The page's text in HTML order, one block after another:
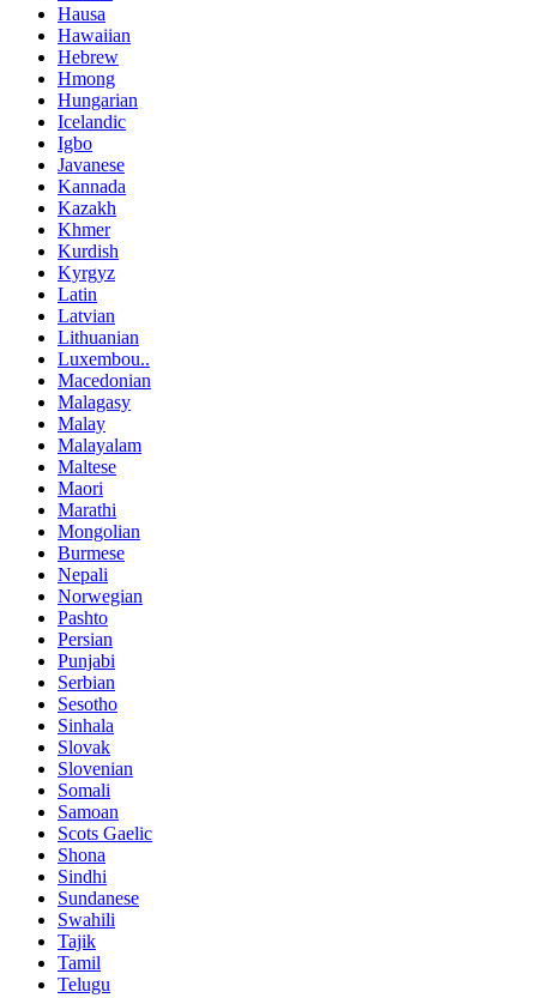
Hausa
Hawaiian
Hebrew
Hmong
Hungarian
Icelandic
Igbo
Javanese
Kannada
Kazakh
Khmer
Kurdish
Kyrgyz
Latin
Latvian
Lithuanian
Luxembou..
Macedonian
Malagasy
Malay
Malayalam
Maltese
Maori
Marathi
Mongolian
Burmese
Nepali
Norwegian
Pashto
Persian
Punjabi
Serbian
Sesotho
Sinhala
Slovak
Slovenian
Somali
Samoan
Scots Gaelic
Shona
Sindhi
Sundanese
Swahili
Tajik
Tamil
Telugu